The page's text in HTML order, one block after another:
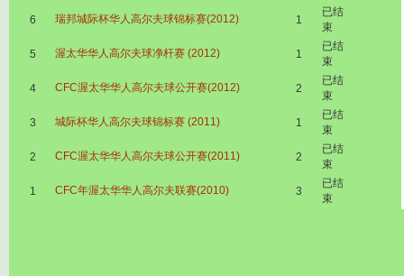
6 瑞邦城际杯华人高尔夫球锦标赛(2012) 1
已结
束
5 渥太华华人高尔夫球净杆赛 (2012) 1
已结
束
4 CFC渥太华华人高尔夫球公开赛(2012) 2
已结
束
3 城际杯华人高尔夫球锦标赛 (2011) 1
已结
束
2 CFC渥太华华人高尔夫球公开赛(2011) 2
已结
束
1 CFC年渥太华华人高尔夫联赛(2010) 3
已结
束